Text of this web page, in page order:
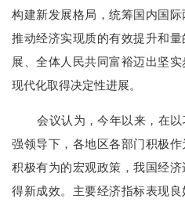
构建新发展格局，统筹国内国
推动经济实现质的有效提升和
展、全体人民共同富裕迈出坚
现代化取得决定性进展。
会议认为，今年以来，在
强领导下，各地区各部门积极
积极有为的宏观政策，我国经
得新成效。主要经济指标表现